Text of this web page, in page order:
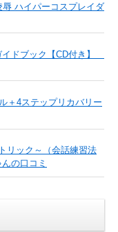
辱 ハイパーコスプレイダ
イドブック【CD付き】
＋4ステップリカバリー
リック～（会話練習法
の口コミ